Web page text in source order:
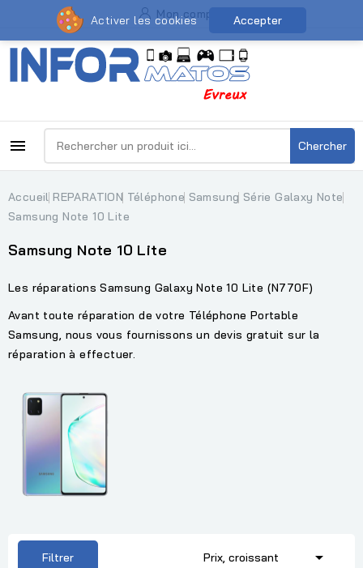
Mon compte
 Chercher
Accueil REPARATION Téléphone Samsung Série Galaxy Note
Samsung Note 10 Lite
Samsung Note 10 Lite
Les réparations Samsung Galaxy Note 10 Lite (N770F)
Avant toute réparation de votre Téléphone Portable
Samsung, nous vous fournissons un devis gratuit sur la
réparation à effectuer.
Filtrer Prix, croissant 
Activer les cookies Accepter